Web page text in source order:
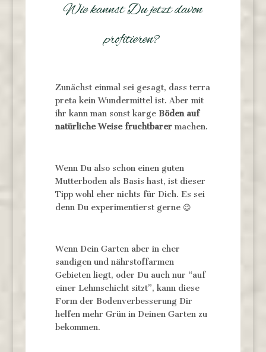
Wie kannst Du jetzt davon
profitieren?
Zunächst einmal sei gesagt, dass terra
preta kein Wundermittel ist. Aber mit
ihr kann man sonst karge Böden auf
natürliche Weise fruchtbarermachen.
Wenn Du also schon einen guten
Mutterboden als Basis hast, ist dieser
Tipp wohl eher nichts für Dich. Es sei
denn Du experimentierst gerne 😉
Wenn Dein Garten aber in eher
sandigen und nährstoffarmen
Gebieten liegt, oder Du auch nur “auf
einer Lehmschicht sitzt”, kann diese
Form der Bodenverbesserung Dir
helfen mehr Grün in Deinen Garten zu
bekommen.